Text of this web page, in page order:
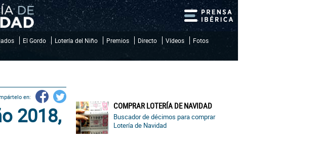
El Gordo Lotería del Niño Premios Directo Vídeos
Fotos
en:
2018,
COMPRAR LOTERÍA DE NAVIDAD
Buscador de décimos para comprar
Lotería de Navidad